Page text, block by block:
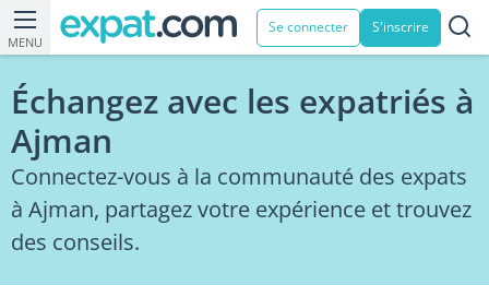
MENU
Se connecter S'inscrire
Échangez avec les expatriés à
Ajman
Connectez-vous à la communauté des expats
à Ajman, partagez votre expérience et trouvez
des conseils.